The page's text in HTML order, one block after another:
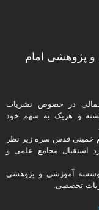
پژوهشی امام
در خصوص نشریات
و هریک به سهم خود
خمینی قدس سره زیر نظر
که مورد استقبال مجامع علمی و
موسسه آموزشی و پژوهشی
تخصصی.